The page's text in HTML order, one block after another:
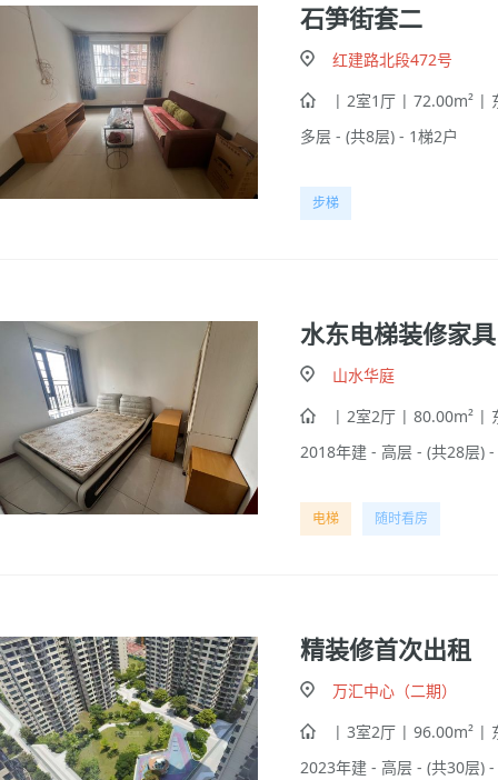
石笋街套二
红建路北段472号
| 2室1厅 | 72.00m² |
多层 - (共8层) - 1梯2户
步梯
水东电梯装修家
山水华庭
| 2室2厅 | 80.00m² |
2018年建 - 高层 - (共28层)
电梯 随时看房
精装修首次出租
万汇中心（二期）
| 3室2厅 | 96.00m² |
2023年建 - 高层 - (共30层)